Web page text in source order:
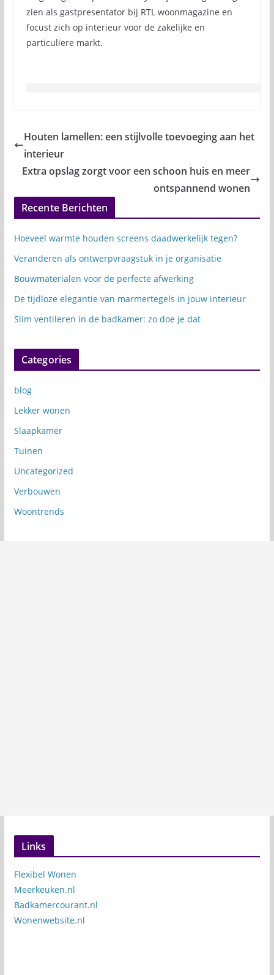
zien als gastpresentator bij RTL woonmagazine en
focust zich op interieur voor de zakelijke en
particuliere markt.
Houten lamellen: een stijlvolle toevoeging aan het
interieur
Extra opslag zorgt voor een schoon huis en meer
ontspannend wonen
Recente Berichten
Hoeveel warmte houden screens daadwerkelijk tegen?
Veranderen als ontwerpvraagstuk in je organisatie
Bouwmaterialen voor de perfecte afwerking
De tijdloze elegantie van marmertegels in jouw interieur
Slim ventileren in de badkamer: zo doe je dat
Categories
blog
Lekker wonen
Slaapkamer
Tuinen
Uncategorized
Verbouwen
Woontrends
Links
Flexibel Wonen
Meerkeuken.nl
Badkamercourant.nl
Wonenwebsite.nl